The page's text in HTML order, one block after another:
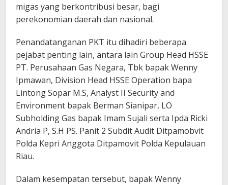
migas yang berkontribusi besar, bagi
perekonomian daerah dan nasional.
Penandatanganan PKT itu dihadiri beberapa
pejabat penting lain, antara lain Group Head HSSE
PT. Perusahaan Gas Negara, Tbk bapak Wenny
Ipmawan, Division Head HSSE Operation bapa
Lintong Sopar M.S, Analyst II Security and
Environment bapak Berman Sianipar, LO
Subholding Gas bapak Imam Sujali serta Ipda Ricki
Andria P, S.H PS. Panit 2 Subdit Audit Ditpamobvit
Polda Kepri Anggota Ditpamovit Polda Kepulauan
Riau.
Dalam kesempatan tersebut, bapak Wenny